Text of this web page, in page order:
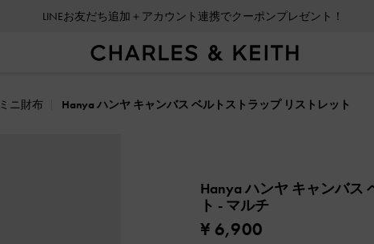
LINEお友だち追加＋アカウント連携でクーポンプレゼント！
ミニ財布 Hanya ハンヤ キャンバス ベルトストラップ リストレット
Hanya ハンヤ キャンバス
ト - マルチ
¥ 6,900